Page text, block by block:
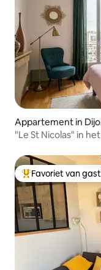
Appartement in
"Le St Nicolas" in
Topfavoriet van
Favoriet van